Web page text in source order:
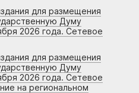
для размещения
Думу
2026 года. Сетевое
для размещения
Думу
2026 года. Сетевое
на региональном